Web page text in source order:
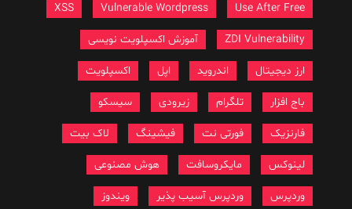
Use After Free
Vulnerable Wordpress
ZDI Vulnerability آموزش اکسپلویت نویسی
ارز دیجیتال اندروید اکسپلویت
باج افزار تلگرام زیرودی سیسکو
فارنزیک فورتی نت فیشینگ لاک بیت
لینوکس مایکروسافت هوش مصنوعی
وردپرس وردپرس آسیب پذیر ویندوز